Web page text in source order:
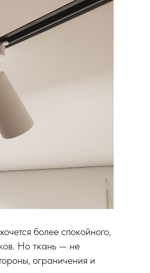
более спокойного,
Но ткань — не
ограничения и